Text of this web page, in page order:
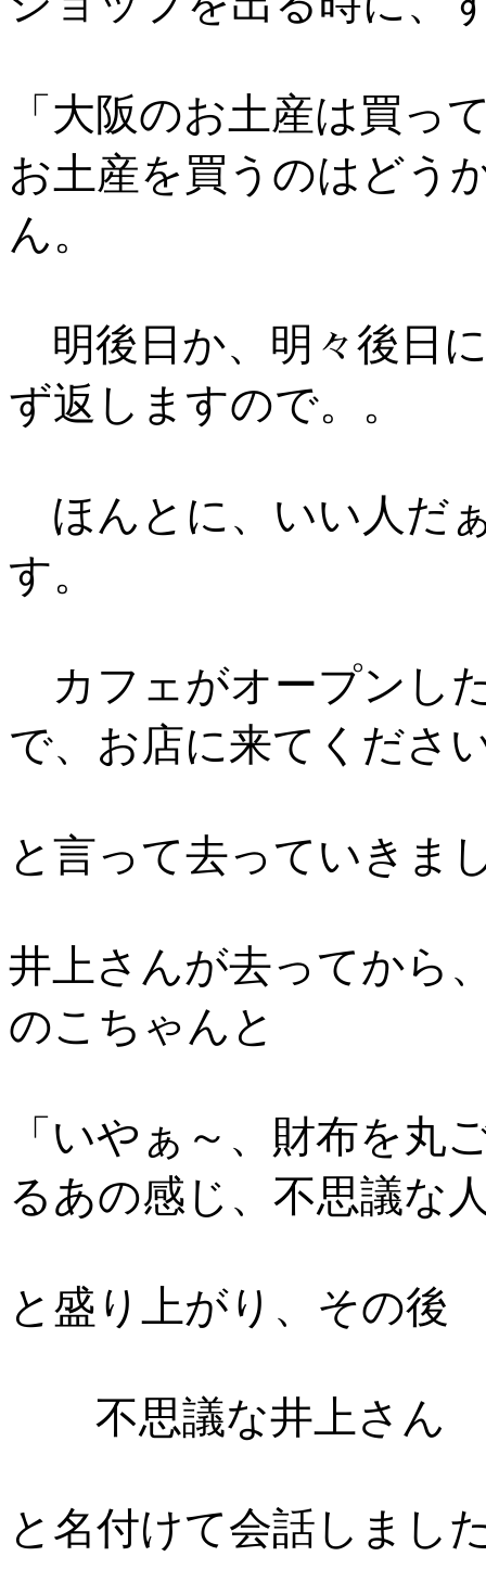
「大阪のお土産は買っ
お土産を買うのはどう
ん。
明後日か、明々後日
ず返しますので。。
ほんとに、いい人だ
す。
カフェがオープンし
で、お店に来てくださ
と言って去っていきま
井上さんが去ってから
のこちゃんと
「いやぁ～、財布を丸
るあの感じ、不思議な
と盛り上がり、その後
不思議な井上さん
と名付けて会話しまし